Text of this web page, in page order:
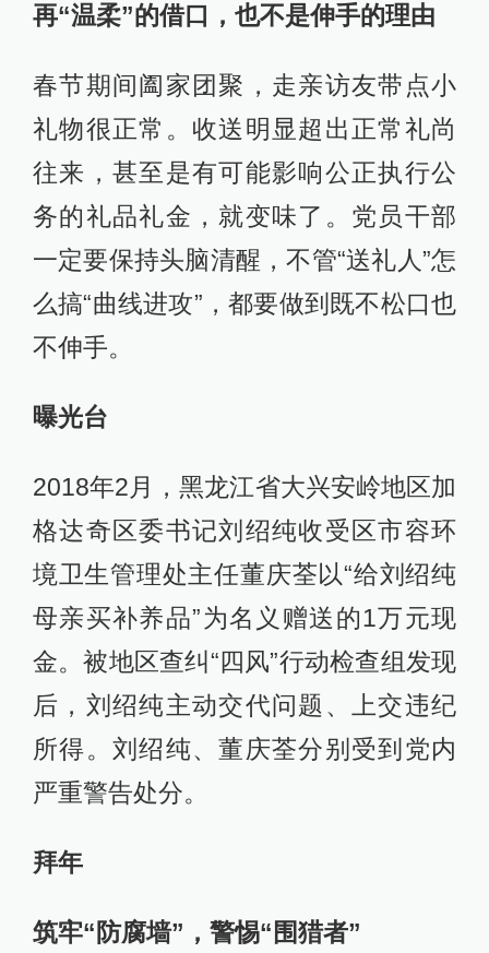
再“温柔”的借口，也不是伸手的理由
春节期间阖家团聚，走亲访友带点小
礼物很正常。收送明显超出正常礼尚
往来，甚至是有可能影响公正执行公
务的礼品礼金，就变味了。党员干部
一定要保持头脑清醒，不管“送礼人”怎
么搞“曲线进攻”，都要做到既不松口也
不伸手。
曝光台
2018年2月，黑龙江省大兴安岭地区加
格达奇区委书记刘绍纯收受区市容环
境卫生管理处主任董庆荃以“给刘绍纯
母亲买补养品”为名义赠送的1万元现
金。被地区查纠“四风”行动检查组发现
后，刘绍纯主动交代问题、上交违纪
所得。刘绍纯、董庆荃分别受到党内
严重警告处分。
拜年
筑牢“防腐墙”，警惕“围猎者”